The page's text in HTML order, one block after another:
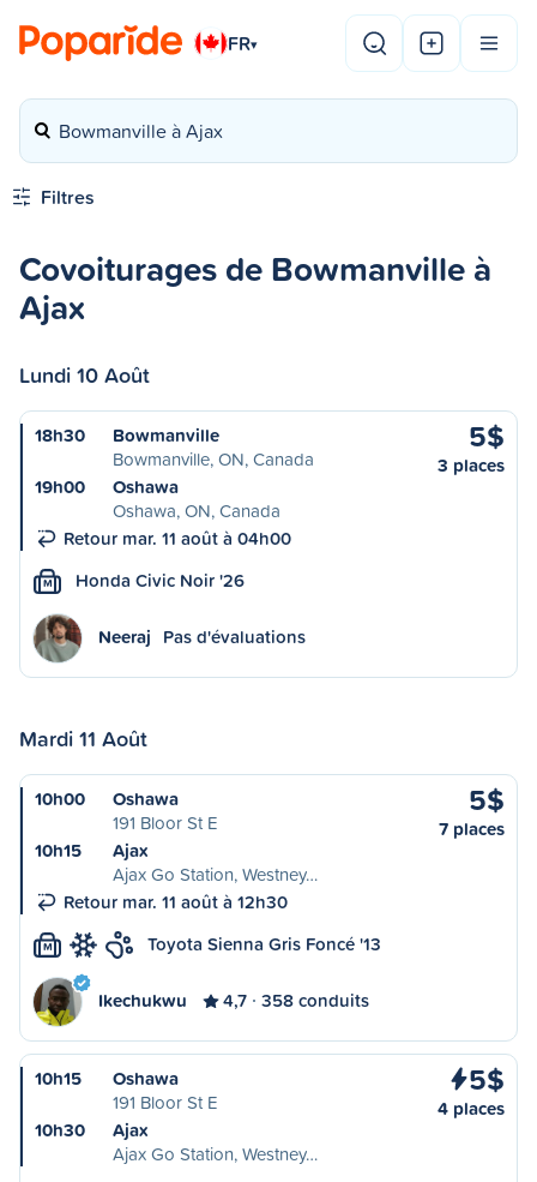
FR▾
Bowmanville à Ajax
Filtres
Covoiturages de Bowmanville à
Ajax
Lundi 10 Août
18h30
Bowmanville
Bowmanville, ON, Canada
19h00
Oshawa
Oshawa, ON, Canada
Retour mar. 11 août à 04h00
5$
3 places
M Honda Civic Noir '26
Neeraj Pas d'évaluations
Mardi 11 Août
10h00
Oshawa
191 Bloor St E
10h15
Ajax
Ajax Go Station, Westney…
Retour mar. 11 août à 12h30
5$
7 places
M Toyota Sienna Gris Foncé '13
Ikechukwu 4,7 358 conduits
10h15
Oshawa
191 Bloor St E
10h30
Ajax
Ajax Go Station, Westney…
5$
4 places